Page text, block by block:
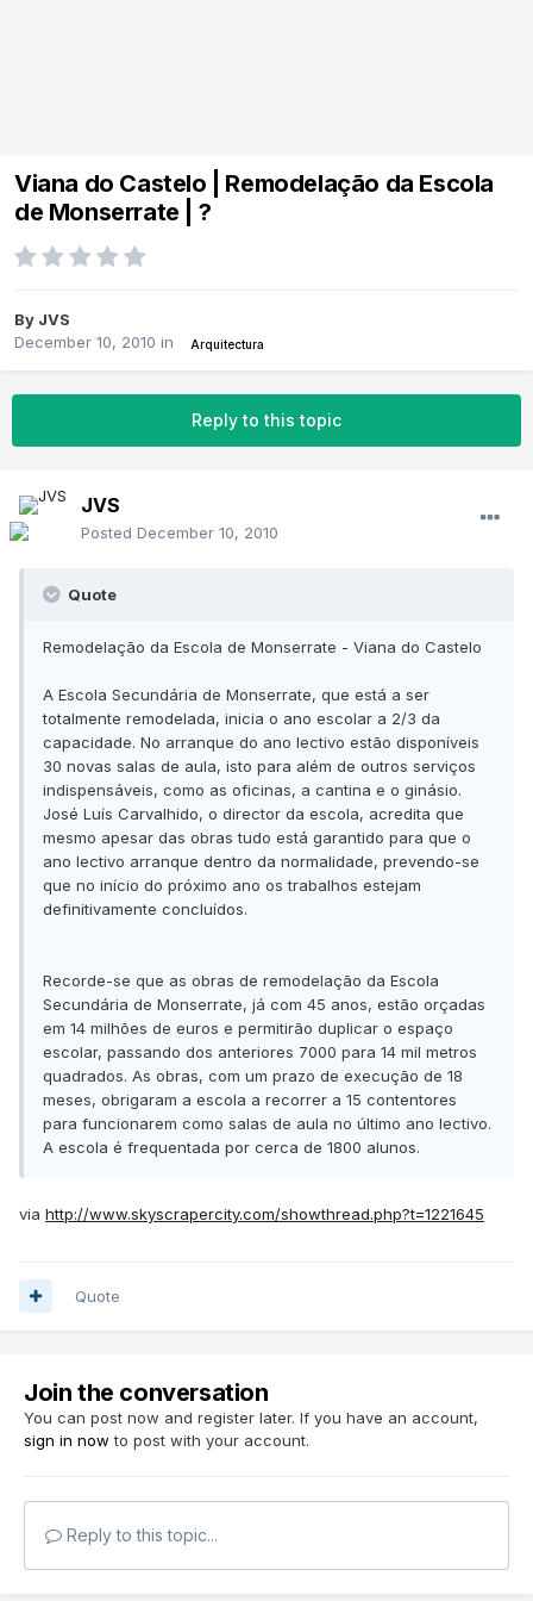
Viana do Castelo | Remodelação da Escola
de Monserrate | ?
By JVS
December 10, 2010 in Arquitectura
Reply to this topic
JVS
Posted December 10, 2010
Quote
Remodelação da Escola de Monserrate - Viana do Castelo
A Escola Secundária de Monserrate, que está a ser
totalmente remodelada, inicia o ano escolar a 2/3 da
capacidade. No arranque do ano lectivo estão disponíveis
30 novas salas de aula, isto para além de outros serviços
indispensáveis, como as oficinas, a cantina e o ginásio.
José Luís Carvalhido, o director da escola, acredita que
mesmo apesar das obras tudo está garantido para que o
ano lectivo arranque dentro da normalidade, prevendo-se
que no início do próximo ano os trabalhos estejam
definitivamente concluídos.
Recorde-se que as obras de remodelação da Escola
Secundária de Monserrate, já com 45 anos, estão orçadas
em 14 milhões de euros e permitirão duplicar o espaço
escolar, passando dos anteriores 7000 para 14 mil metros
quadrados. As obras, com um prazo de execução de 18
meses, obrigaram a escola a recorrer a 15 contentores
para funcionarem como salas de aula no último ano lectivo.
A escola é frequentada por cerca de 1800 alunos.
via http://www.skyscrapercity.com/showthread.php?t=1221645
Quote
Join the conversation
You can post now and register later. If you have an account,
sign in now to post with your account.
Reply to this topic...